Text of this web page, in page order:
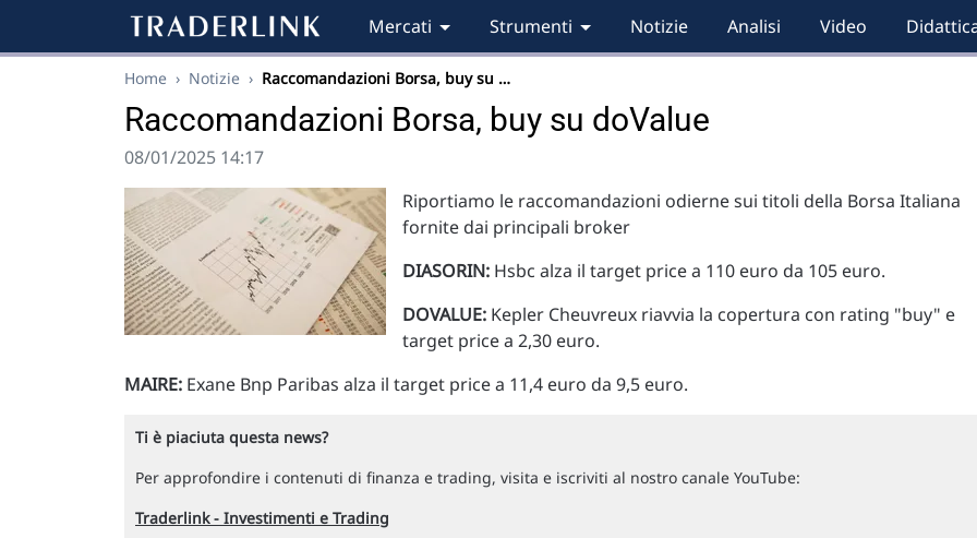
Mercati Strumenti Notizie Analisi Video
Home › Notizie › Raccomandazioni Borsa, buy su …
Raccomandazioni Borsa, buy su doValue
08/01/2025 14:17
Riportiamo le raccomandazioni odierne sui titoli della Borsa Italiana
fornite dai principali broker
DIASORIN: Hsbc alza il target price a 110 euro da 105 euro.
DOVALUE: Kepler Cheuvreux riavvia la copertura con rating "buy" e
target price a 2,30 euro.
MAIRE: Exane Bnp Paribas alza il target price a 11,4 euro da 9,5 euro.
Ti è piaciuta questa news?
Per approfondire i contenuti di finanza e trading, visita e iscriviti al nostro canale YouTube:
Traderlink - Investimenti e Trading